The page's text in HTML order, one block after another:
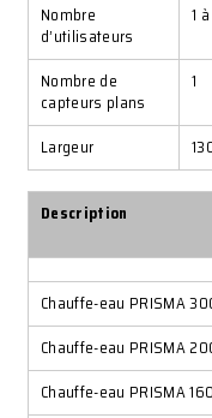
Nombre
d’utilisateurs
1
Nombre de
capteurs plans
1
Largeur
Description
Chauffe-eau PRISMA
Chauffe-eau PRISMA
Chauffe-eau PRISMA